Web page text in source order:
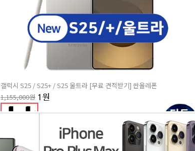
갤럭시 S25 / S25+ / S25 울트라 [무료 견적받기] 싼올레폰
1,155,000원 1원
BEST